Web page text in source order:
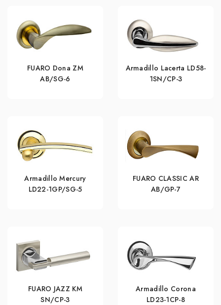
FUARO Dona ZM
AB/SG-6
Armadillo Lacerta LD58-
1SN/CP-3
Armadillo Mercury
LD22-1GP/SG-5
FUARO CLASSIC AR
AB/GP-7
FUARO JAZZ KM
SN/CP-3
Armadillo Corona
LD23-1CP-8